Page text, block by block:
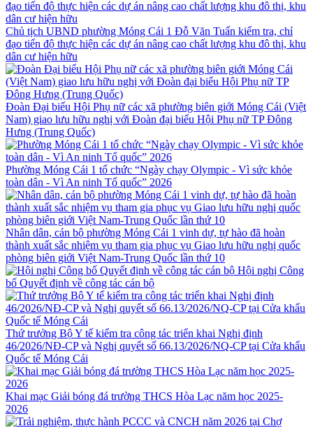
Chủ tịch UBND phường Móng Cái 1 Đỗ Văn Tuấn kiểm tra, chỉ
đạo tiến độ thực hiện các dự án nâng cao chất lượng khu đô thị, khu
dân cư hiện hữu
Đoàn Đại biểu Hội Phụ nữ các xã phường biên giới Móng Cái (Việt
Nam) giao lưu hữu nghị với Đoàn đại biểu Hội Phụ nữ TP Đông
Hưng (Trung Quốc)
Phường Móng Cái 1 tổ chức “Ngày chạy Olympic - Vì sức khỏe
toàn dân - Vì An ninh Tổ quốc” 2026
Nhân dân, cán bộ phường Móng Cái 1 vinh dự, tự hào đã hoàn
thành xuất sắc nhiệm vụ tham gia phục vụ Giao lưu hữu nghị quốc
phòng biên giới Việt Nam-Trung Quốc lần thứ 10
Hội nghị Công
bố Quyết định về công tác cán bộ
Thứ trưởng Bộ Y tế kiểm tra công tác triển khai Nghị định
46/2026/NĐ-CP và Nghị quyết số 66.13/2026/NQ-CP tại Cửa khẩu
Quốc tế Móng Cái
Khai mạc Giải bóng đá trường THCS Hòa Lạc năm học 2025-
2026